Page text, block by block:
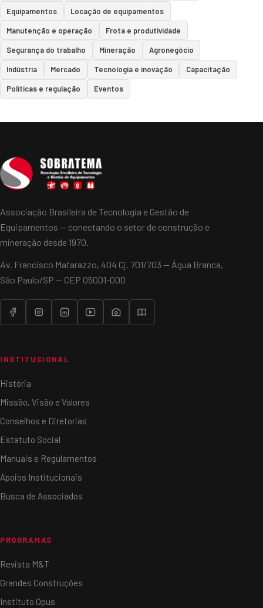
Equipamentos Locação de equipamentos
Manutenção e operação Frota e produtividade
Segurança do trabalho Mineração Agronegócio
Indústria Mercado Tecnologia e inovação Capacitação
Políticas e regulação Eventos
Associação Brasileira de Tecnologia e Gestão de
Equipamentos — conectando o setor de construção e
mineração desde 1970.
Av. Francisco Matarazzo, 404 Cj. 701/703 — Água Branca,
São Paulo/SP — CEP 05001-000
INSTITUCIONAL
História
Missão, Visão e Valores
Conselhos e Diretorias
Estatuto Social
Manuais e Regulamentos
Apoios Institucionais
Busca de Associados
PROGRAMAS
Revista M&T
Grandes Construções
Instituto Opus